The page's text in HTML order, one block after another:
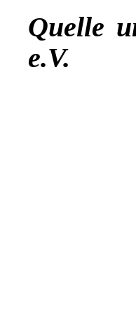
Quelle
e.V.